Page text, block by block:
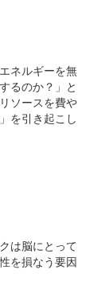
ネルギーを無
るのか？」と
ソースを費や
を引き起こし
は脳にとって
を損なう要因